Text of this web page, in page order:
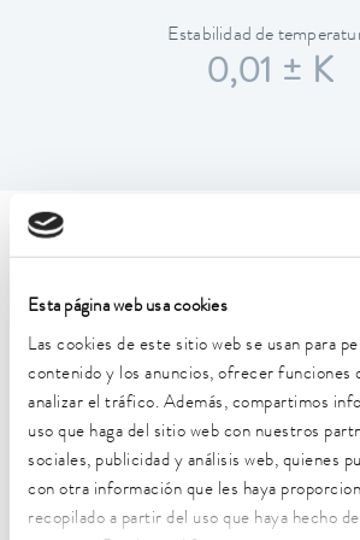
Esta página web usa cookies
Las cookies de este sitio web se usan para
contenido y los anuncios, ofrecer funciones
analizar el tráfico. Además, compartimos
uso que haga del sitio web con nuestros
sociales, publicidad y análisis web, quienes
con otra información que les haya
recopilado a partir del uso que haya hecho de
Estabilidad de
0,01 ± K
Características
DIN 12876)
Rango de temperatura de trabajo
30 ... 250 °C
Rango de temperatura de trabajo con
20 ... 250 °C